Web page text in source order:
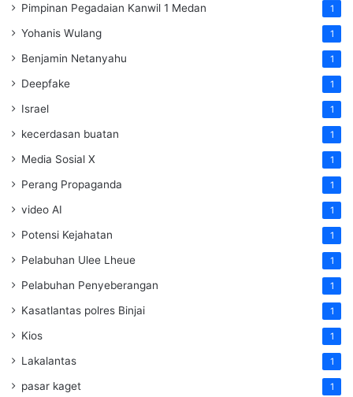
Pimpinan Pegadaian Kanwil 1 Medan 1
Yohanis Wulang 1
Benjamin Netanyahu 1
Deepfake 1
Israel 1
kecerdasan buatan 1
Media Sosial X 1
Perang Propaganda 1
video AI 1
Potensi Kejahatan 1
Pelabuhan Ulee Lheue 1
Pelabuhan Penyeberangan 1
Kasatlantas polres Binjai 1
Kios 1
Lakalantas 1
pasar kaget 1